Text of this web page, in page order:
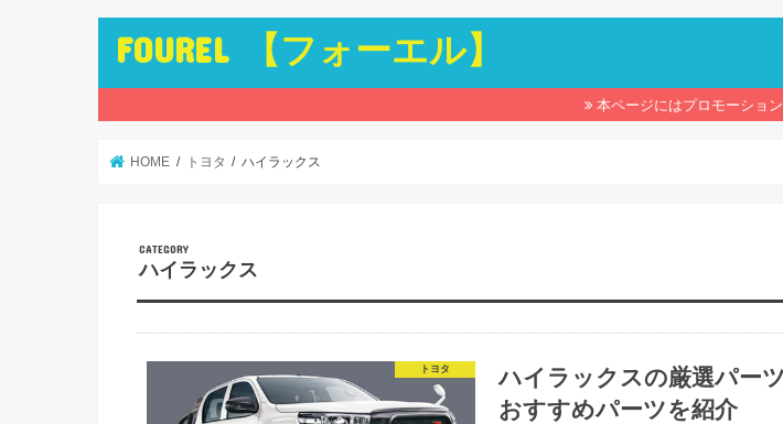
FOUREL 【フォーエル】
本ページにはプロモーショ
HOME トヨタ ハイラックス
ハイラックス
トヨタ
ハイラックスの厳選パー
おすすめパーツを紹介